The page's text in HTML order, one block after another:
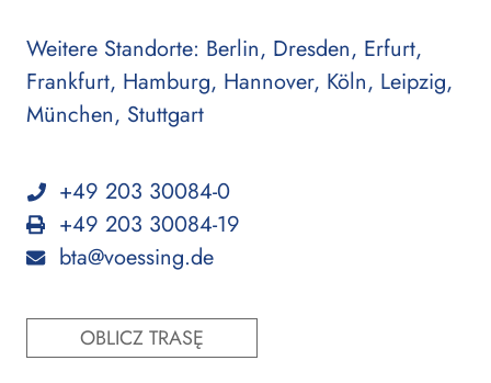
Weitere Standorte: Berlin, Dresden, Erfurt,
Frankfurt, Hamburg, Hannover, Köln, Leipzig,
München, Stuttgart
+49 203 30084-0
+49 203 30084-19
bta@voessing.de
OBLICZ TRASĘ